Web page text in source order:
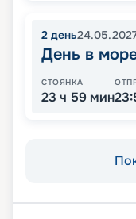
2 день24.05.2027
День в
СТОЯНКА
23 ч 59 мин